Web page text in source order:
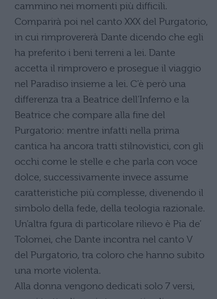
cammino nei momenti più difficili.
Comparirà poi nel canto XXX del Purgatorio,
in cui rimprovererà Dante dicendo che egli
ha preferito i beni terreni a lei. Dante
accetta il rimprovero e prosegue il viaggio
nel Paradiso insieme a lei. C’è però una
differenza tra a Beatrice dell’Inferno e la
Beatrice che compare alla fine del
Purgatorio: mentre infatti nella prima
cantica ha ancora tratti stilnovistici, con gli
occhi come le stelle e che parla con voce
dolce, successivamente invece assume
caratteristiche più complesse, divenendo il
simbolo della fede, della teologia razionale.
Un’altra fgura di particolare rilievo è Pia de’
Tolomei, che Dante incontra nel canto V
del Purgatorio, tra coloro che hanno subito
una morte violenta.
Alla donna vengono dedicati solo 7 versi,